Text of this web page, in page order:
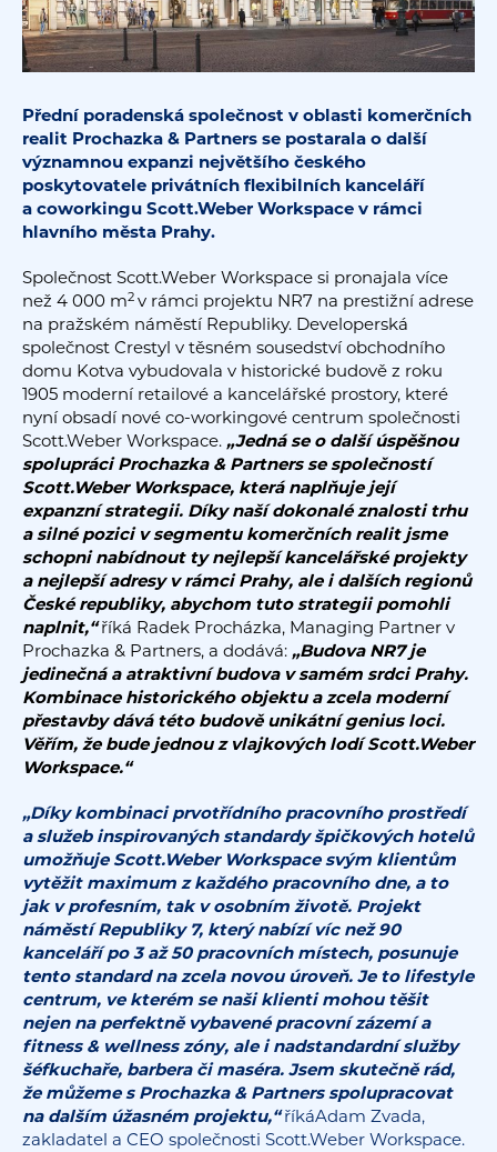
Přední poradenská společnost v oblasti komerčních
realit Prochazka & Partners se postarala o další
významnou expanzi největšího českého
poskytovatele privátních flexibilních kanceláří
a coworkingu Scott.Weber Workspace v rámci
hlavního města Prahy.
Společnost Scott.Weber Workspace si pronajala více
než 4 000 m2 v rámci projektu NR7 na prestižní adrese
na pražském náměstí Republiky. Developerská
společnost Crestyl v těsném sousedství obchodního
domu Kotva vybudovala v historické budově z roku
1905 moderní retailové a kancelářské prostory, které
nyní obsadí nové co-workingové centrum společnosti
Scott.Weber Workspace. „Jedná se o další úspěšnou
spolupráci Prochazka & Partners se společností
Scott.Weber Workspace, která naplňuje její
expanzní strategii. Díky naší dokonalé znalosti trhu
a silné pozici v segmentu komerčních realit jsme
schopni nabídnout ty nejlepší kancelářské projekty
a nejlepší adresy v rámci Prahy, ale i dalších regionů
České republiky, abychom tuto strategii pomohli
naplnit,“říká Radek Procházka, Managing Partner v
Prochazka & Partners, a dodává: „Budova NR7 je
jedinečná a atraktivní budova v samém srdci Prahy.
Kombinace historického objektu a zcela moderní
přestavby dává této budově unikátní genius loci.
Věřím, že bude jednou z vlajkových lodí Scott.Weber
Workspace.“
„Díky kombinaci prvotřídního pracovního prostředí
a služeb inspirovaných standardy špičkových hotelů
umožňuje Scott.Weber Workspace svým klientům
vytěžit maximum z každého pracovního dne, a to
jak v profesním, tak v osobním životě. Projekt
náměstí Republiky 7, který nabízí víc než 90
kanceláří po 3 až 50 pracovních místech, posunuje
tento standard na zcela novou úroveň. Je to lifestyle
centrum, ve kterém se naši klienti mohou těšit
nejen na perfektně vybavené pracovní zázemí a
fitness & wellness zóny, ale i nadstandardní služby
šéfkuchaře, barbera či maséra. Jsem skutečně rád,
že můžeme s Prochazka & Partners spolupracovat
na dalším úžasném projektu,“říkáAdam Zvada,
zakladatel a CEO společnosti Scott.Weber Workspace.